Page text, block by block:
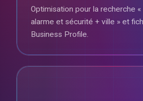
Optimisation pour la recherche
alarme et sécurité + ville » et
Business Profile.